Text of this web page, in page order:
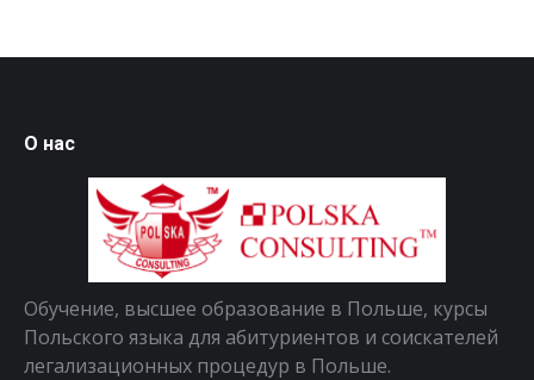
О нас
Обучение, высшее образование в Польше, курсы
Польского языка для абитуриентов и соискателей
легализационных процедур в Польше.